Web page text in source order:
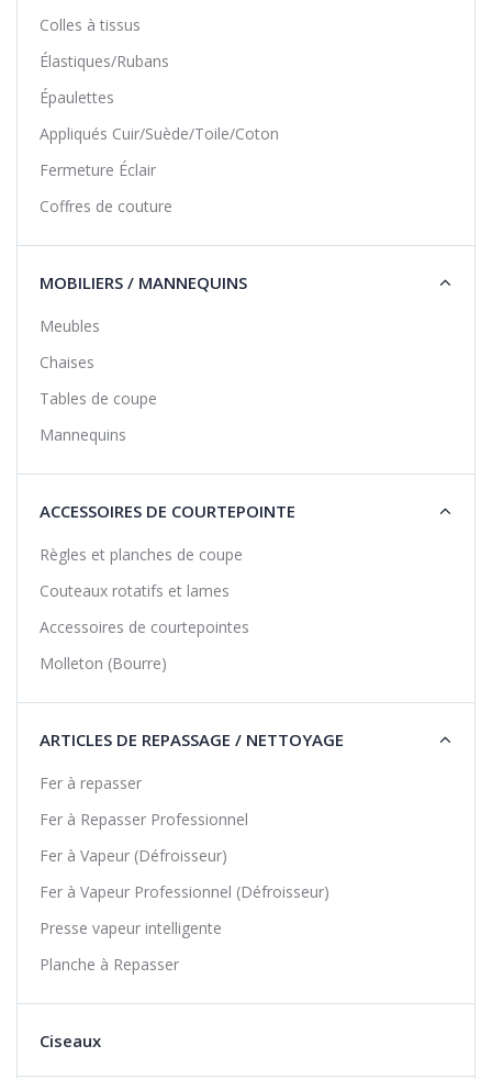
Colles à tissus
Élastiques/Rubans
Épaulettes
Appliqués Cuir/Suède/Toile/Coton
Fermeture Éclair
Coffres de couture
MOBILIERS / MANNEQUINS
Meubles
Chaises
Tables de coupe
Mannequins
ACCESSOIRES DE COURTEPOINTE
Règles et planches de coupe
Couteaux rotatifs et lames
Accessoires de courtepointes
Molleton (Bourre)
ARTICLES DE REPASSAGE / NETTOYAGE
Fer à repasser
Fer à Repasser Professionnel
Fer à Vapeur (Défroisseur)
Fer à Vapeur Professionnel (Défroisseur)
Presse vapeur intelligente
Planche à Repasser
Ciseaux